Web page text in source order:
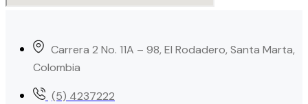
Carrera 2 No. 11A – 98, El Rodadero, Santa Marta,
Colombia
(5) 4237222